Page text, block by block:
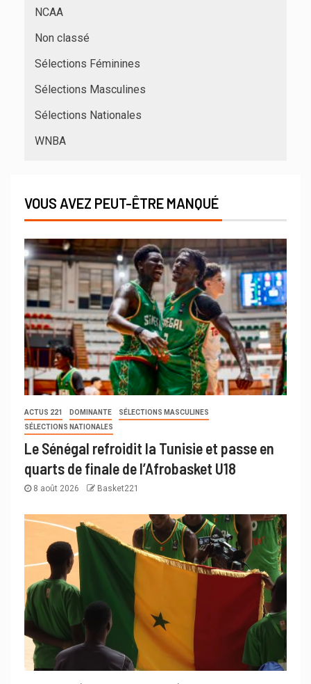
NCAA
Non classé
Sélections Féminines
Sélections Masculines
Sélections Nationales
WNBA
VOUS AVEZ PEUT-ÊTRE MANQUÉ
ACTUS 221 DOMINANTE
SÉLECTIONS MASCULINES
SÉLECTIONS NATIONALES
Le Sénégal refroidit la Tunisie et passe en
quarts de finale de l’Afrobasket U18
8 août 2026 Basket221